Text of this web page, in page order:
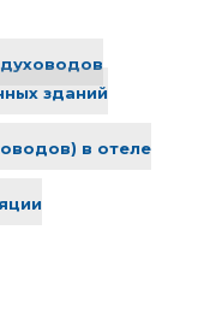
зданий
в отеле